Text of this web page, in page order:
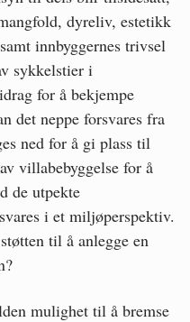
dyreliv, estetikk
innbyggernes trivsel
sykkelstier i
for å bekjempe
det neppe forsvares fra
ned for å gi plass til
villabebyggelse for å
de utpekte
i et miljøperspektiv.
til å anlegge en
mulighet til å bremse